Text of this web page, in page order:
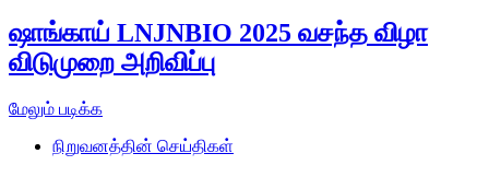
ஷாங்காய் LNJNBIO 2025 வசந்த விழா
விடுமுறை அறிவிப்பு
மேலும் படிக்க
நிறுவனத்தின் செய்திகள்